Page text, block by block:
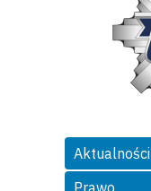
Aktualności